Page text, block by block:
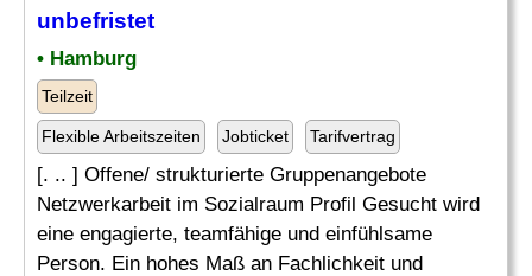
unbefristet
• Hamburg
Teilzeit
Flexible Arbeitszeiten Jobticket Tarifvertrag
[. .. ] Offene/ strukturierte Gruppenangebote
Netzwerkarbeit im Sozialraum Profil Gesucht wird
eine engagierte, teamfähige und einfühlsame
Person. Ein hohes Maß an Fachlichkeit und